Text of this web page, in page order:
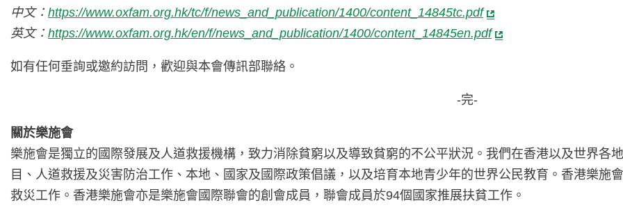
中文： https://www.oxfam.org.hk/tc/f/news_and_publication/1400/content_14845tc.pdf
英文： https://www.oxfam.org.hk/en/f/news_and_publication/1400/content_14845en.pdf
如有任何垂詢或邀約訪問，歡迎與本會傳訊部聯絡。
-完-
關於樂施會
樂施會是獨立的國際發展及人道救援機構，致力消除貧窮以及導致貧窮的不公平狀況。我們在香港以及世界各
目、人道救援及災害防治工作、本地、國家及國際政策倡議，以及培育本地青少年的世界公民教育。香港樂施
救災工作。香港樂施會亦是樂施會國際聯會的創會成員，聯會成員於94個國家推展扶貧工作。